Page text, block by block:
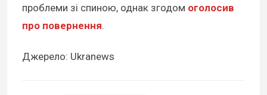
проблеми зі спиною, однак згодом оголосив
про повернення.
Джерело: Ukranews